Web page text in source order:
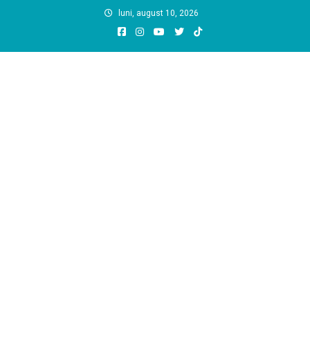
luni, august 10, 2026